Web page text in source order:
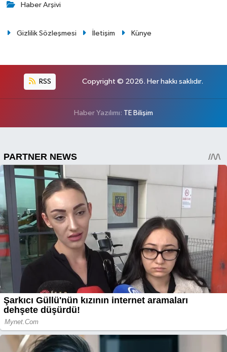
Haber Arşivi
Gizlilik Sözleşmesi İletişim Künye
RSS Copyright © 2026. Her hakkı saklıdır.
Haber Yazılımı: TE Bilişim